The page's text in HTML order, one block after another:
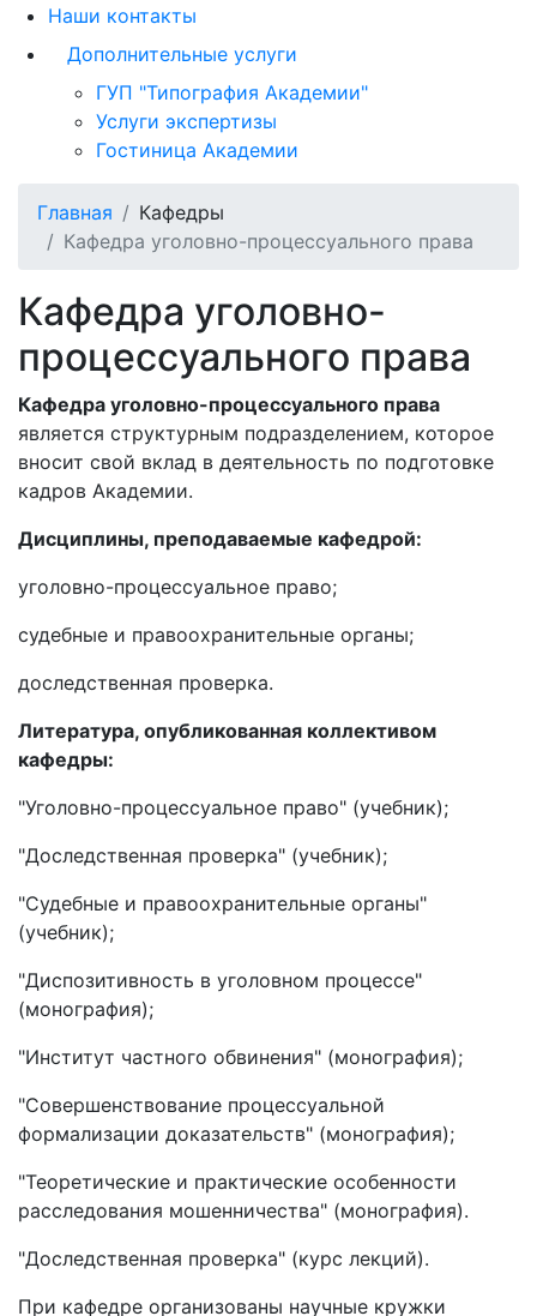
Наши контакты
Дополнительные услуги
ГУП "Типография Академии"
Услуги экспертизы
Гостиница Академии
Главная
Кафедры
Кафедра уголовно-процессуального права
Кафедра уголовно-
процессуального права
Кафедра уголовно-процессуального права
является структурным подразделением, которое
вносит свой вклад в деятельность по подготовке
кадров Академии.
Дисциплины, преподаваемые кафедрой:
уголовно-процессуальное право;
судебные и правоохранительные органы;
доследственная проверка.
Литература, опубликованная коллективом
кафедры:
"Уголовно-процессуальное право" (учебник);
"Доследственная проверка" (учебник);
"Судебные и правоохранительные органы"
(учебник);
"Диспозитивность в уголовном процессе"
(монография);
"Институт частного обвинения" (монография);
"Совершенствование процессуальной
формализации доказательств" (монография);
"Теоретические и практические особенности
расследования мошенничества" (монография).
"Доследственная проверка" (курс лекций).
При кафедре организованы научные кружки